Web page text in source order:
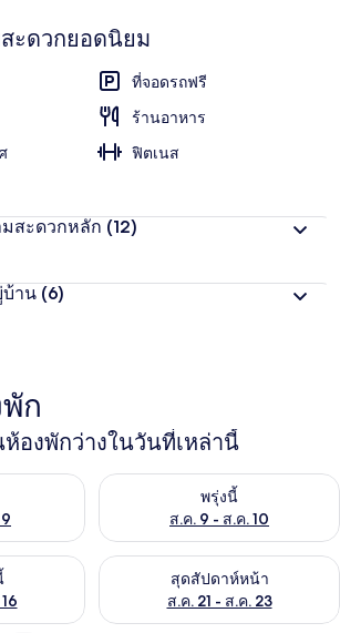
ะดวกยอดนิยม
ที่จอดรถฟรี
ร้านอาหาร
ฟิตเนส
สะดวกหลัก (12)
บ้าน (6)
ก
องพักว่างในวันที่เหล่านี้
กว่างในคืนนี้ ส.ค. 8 - ส.ค. 9พรุ่งนี้
ส.ค. 9 - ส.ค. 10
ตรวจสอบจำนวนห้องพักว่างใน
ว่างในสุดสัปดาห์นี้ ส.ค. 14 - ส.ค. 16
สุดสัปดาห์หน้า
ส.ค. 21 - ส.ค. 23
ตรวจสอบจำนวนห้องพักว่างใน